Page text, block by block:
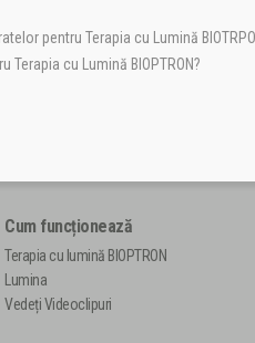
pentru Terapia cu Lumină
cu Lumină BIOPTRON?
Cum funcționează
Terapia cu lumină BIOPTRON
Lumina
Vedeți Videoclipuri